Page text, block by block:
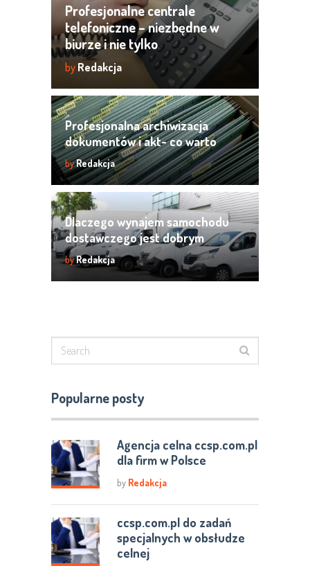
Profesjonalne centrale
telefoniczne – niezbędne w
biurze i nie tylko
by Redakcja
Profesjonalna archiwizacja
dokumentów i akt- co warto
wiedzieć?
byRedakcja
Dlaczego wynajem samochodu
dostawczego jest dobrym
rozwiązaniem dla firmy?
byRedakcja
Popularne posty
Agencja celna ccsp.com.pl
dla firm w Polsce
by Redakcja
ccsp.com.pl do zadań
specjalnych w obsłudze
celnej